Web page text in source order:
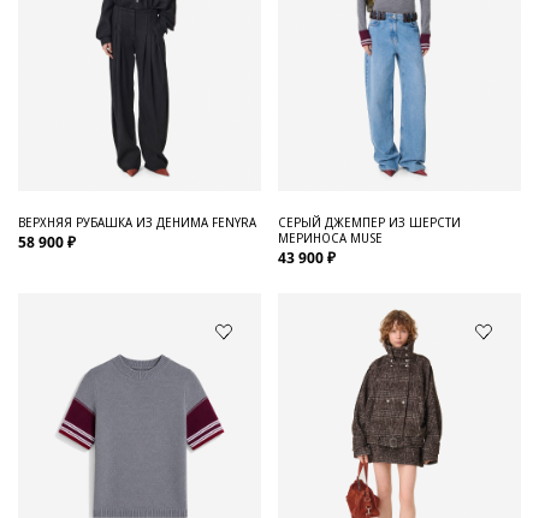
ВЕРХНЯЯ РУБАШКА ИЗ ДЕНИМА FENYRA
58 900 ₽
СЕРЫЙ ДЖЕМПЕР ИЗ ШЕРСТИ
МЕРИНОСА MUSE
43 900 ₽